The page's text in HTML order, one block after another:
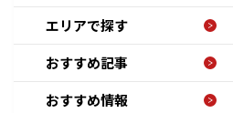
エリアで探す
おすすめ記事
おすすめ情報